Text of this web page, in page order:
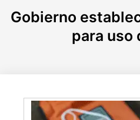
Gobierno
para uso